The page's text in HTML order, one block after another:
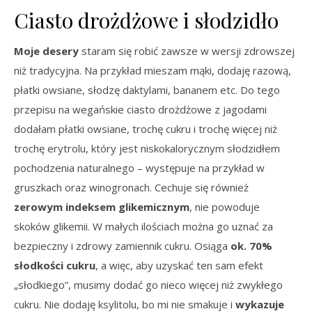
Ciasto drożdżowe i słodzidło
Moje desery staram się robić zawsze w wersji zdrowszej
niż tradycyjna. Na przykład mieszam mąki, dodaję razową,
płatki owsiane, słodzę daktylami, bananem etc. Do tego
przepisu na wegańskie ciasto drożdżowe z jagodami
dodałam płatki owsiane, trochę cukru i trochę więcej niż
trochę erytrolu, który jest niskokalorycznym słodzidłem
pochodzenia naturalnego – występuje na przykład w
gruszkach oraz winogronach. Cechuje się również
zerowym indeksem glikemicznym, nie powoduje
skoków glikemii. W małych ilościach można go uznać za
bezpieczny i zdrowy zamiennik cukru. Osiąga ok. 70%
słodkości cukru, a więc, aby uzyskać ten sam efekt
„słodkiego”, musimy dodać go nieco więcej niż zwykłego
cukru. Nie dodaję ksylitolu, bo mi nie smakuje i wykazuje